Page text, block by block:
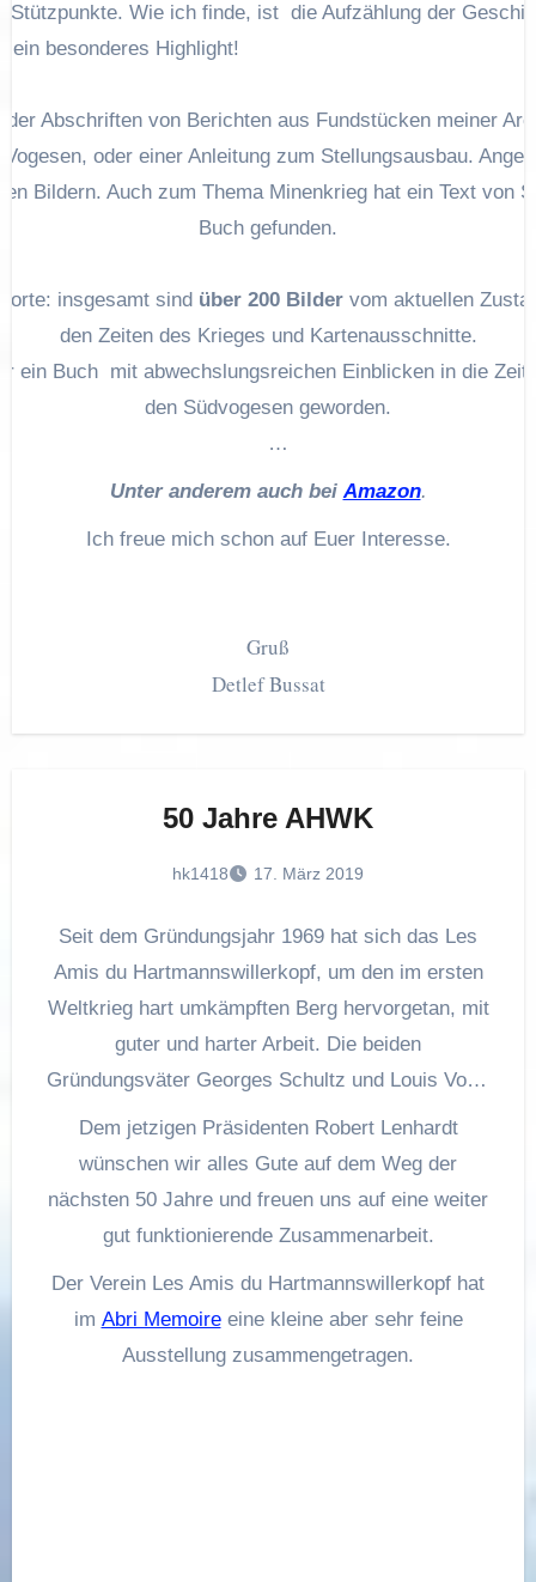
Stützpunkte. Wie ich finde, ist die Aufzählung der
ein besonderes Highlight!
Abschriften von Berichten aus Fundstücken meiner
oder einer Anleitung zum Stellungsausbau.
Bildern. Auch zum Thema Minenkrieg hat ein Text von
Buch gefunden.
insgesamt sind über 200 Bildervom aktuellen
den Zeiten des Krieges und Kartenausschnitte.
ein Buch mit abwechslungsreichen Einblicken in die Zeit
den Südvogesen geworden.
Da ich nicht mit diesem Ansturm rechnen
Erhältlich!!!
Unter anderem auch beiAmazon.
Ich freue mich schon auf Euer Interesse.
Gruß
Detlef Bussat
50 Jahre AHWK
hk1418 17. März 2019
Seit dem Gründungsjahr 1969 hat sich das Les
Amis du Hartmannswillerkopf, um den im ersten
Weltkrieg hart umkämpften Berg hervorgetan, mit
guter und harter Arbeit. Die beiden
Gründungsväter Georges Schultz und Louis Vogt,
ist zu Verdanken, dass die Überreste bis Heute in
einem guten Zustand sind. Die ehrenamtlichen
Arbeiten des Vereines, werden auch von vielen
Organisationen internationaler Art unterstützt. So
sondern gerade in der Anfangszeit des Vereines,
waren es deutsche Reservisten Vereine die dort
die Schaufel in die Hand nahmen. So entstand
Dem jetzigen Präsidenten Robert Lenhardt
wünschen wir alles Gute auf dem Weg der
nächsten 50 Jahre und freuen uns auf eine weiter
gut funktionierende Zusammenarbeit.
Der Verein Les Amis du Hartmannswillerkopf hat
im Abri Memoireeine kleine aber sehr feine
Ausstellung zusammengetragen.